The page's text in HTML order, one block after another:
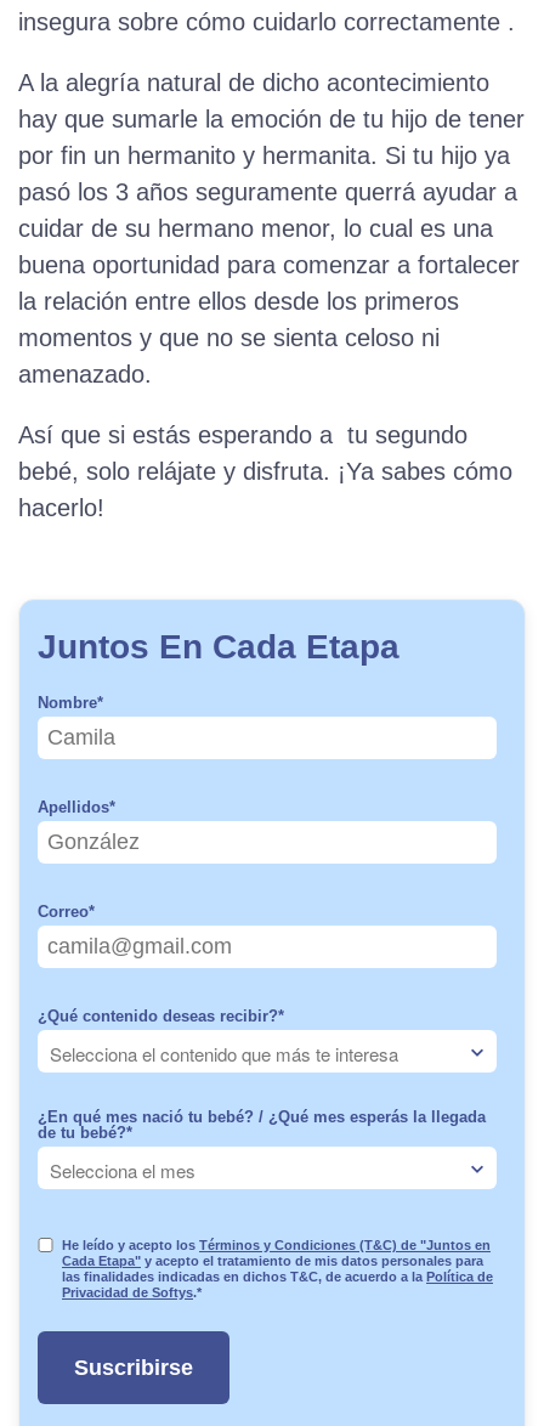
insegura sobre cómo cuidarlo correctamente .
A la alegría natural de dicho acontecimiento
hay que sumarle la emoción de tu hijo de tener
por fin un hermanito y hermanita. Si tu hijo ya
pasó los 3 años seguramente querrá ayudar a
cuidar de su hermano menor, lo cual es una
buena oportunidad para comenzar a fortalecer
la relación entre ellos desde los primeros
momentos y que no se sienta celoso ni
amenazado.
Así que si estás esperando a tu segundo
bebé, solo relájate y disfruta. ¡Ya sabes cómo
hacerlo!
Juntos En Cada Etapa
Nombre*
Apellidos*
Correo*
¿Qué contenido deseas recibir?*
¿En qué mes nació tu bebé? / ¿Qué mes esperás la llegada
de tu bebé?*
He leído y acepto los Términos y Condiciones (T&C) de "Juntos en
Cada Etapa" y acepto el tratamiento de mis datos personales para
las finalidades indicadas en dichos T&C, de acuerdo a la Política de
Privacidad de Softys.*